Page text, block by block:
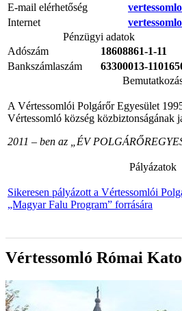
E-mail elérhetőség
Internet
Pénzügyi adatok
Adószám
18608861-1-11
Bankszámlaszám
63300013-
A Vértessomlói Polgárőr Egyesület
Vértessomló község közbiztonságának
2011 – ben az „ÉV
Pályázatok
Sikeresen pályázott a Vértessomlói
„Magyar Falu Program” forrására
Vértessomló Római